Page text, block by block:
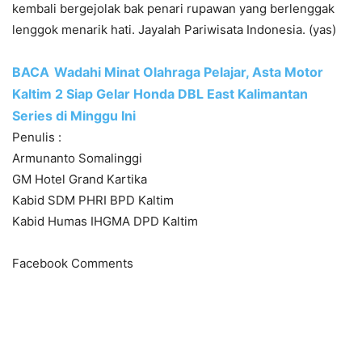
kembali bergejolak bak penari rupawan yang berlenggak
lenggok menarik hati. Jayalah Pariwisata Indonesia. (yas)
BACA Wadahi Minat Olahraga Pelajar, Asta Motor
Kaltim 2 Siap Gelar Honda DBL East Kalimantan
Series di Minggu Ini
Penulis :
Armunanto Somalinggi
GM Hotel Grand Kartika
Kabid SDM PHRI BPD Kaltim
Kabid Humas IHGMA DPD Kaltim
Facebook Comments